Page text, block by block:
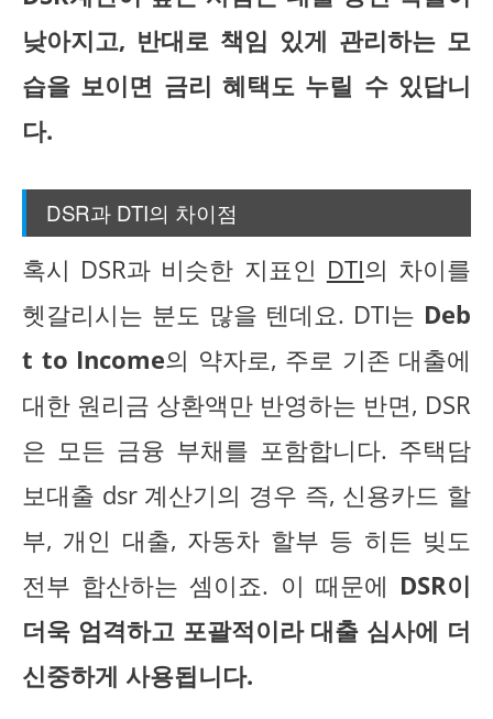
낮아지고, 반대로 책임 있게 관리하는 모
습을 보이면 금리 혜택도 누릴 수 있답니
다.
DSR과 DTI의 차이점
혹시 DSR과 비슷한 지표인 DTI의 차이를
헷갈리시는 분도 많을 텐데요. DTI는 Deb
t to Income의 약자로, 주로 기존 대출에
대한 원리금 상환액만 반영하는 반면, DSR
은 모든 금융 부채를 포함합니다. 주택담
보대출 dsr 계산기의 경우 즉, 신용카드 할
부, 개인 대출, 자동차 할부 등 히든 빚도
전부 합산하는 셈이죠. 이 때문에 DSR이
더욱 엄격하고 포괄적이라 대출 심사에 더
신중하게 사용됩니다.